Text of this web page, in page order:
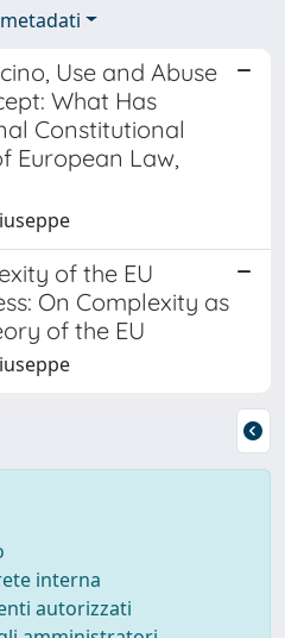
Use and Abuse
What Has
Constitutional
European Law,
of the EU
On Complexity as
of the EU
interna
autorizzati